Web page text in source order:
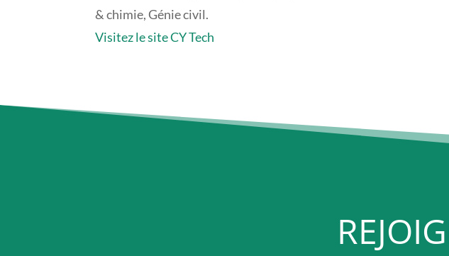
& chimie, Génie civil.
Visitez le site CY Tech